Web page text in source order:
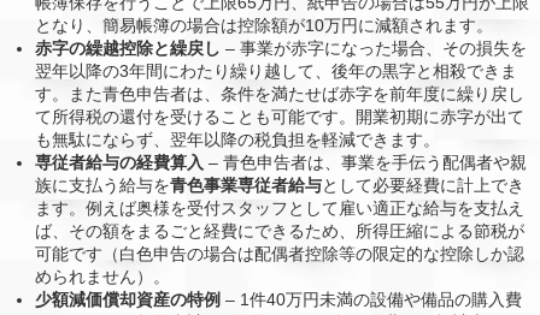
となり、簡易帳簿の場合は控除額が10万円に減額されます。
赤字の繰越控除と繰戻し – 事業が赤字になった場合、その損失を
翌年以降の3年間にわたり繰り越して、後年の黒字と相殺できま
す。また青色申告者は、条件を満たせば赤字を前年度に繰り戻し
て所得税の還付を受けることも可能です。開業初期に赤字が出て
も無駄にならず、翌年以降の税負担を軽減できます。
専従者給与の経費算入 – 青色申告者は、事業を手伝う配偶者や親
族に支払う給与を青色事業専従者給与として必要経費に計上でき
ます。例えば奥様を受付スタッフとして雇い適正な給与を支払え
ば、その額をまるごと経費にできるため、所得圧縮による節税が
可能です（白色申告の場合は配偶者控除等の限定的な控除しか認
められません）。
少額減価償却資産の特例 – 1件40万円未満の設備や備品の購入費